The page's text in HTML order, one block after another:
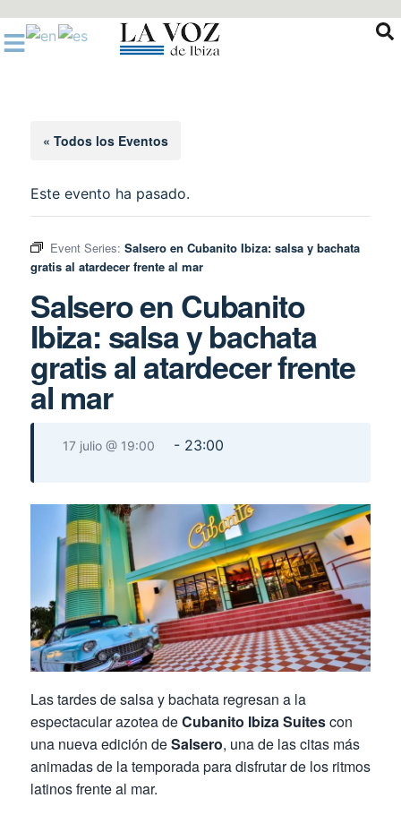
al
contenido
« Todos los Eventos
Este evento ha pasado.
Event Series: Salsero en Cubanito Ibiza: salsa y bachata
gratis al atardecer frente al mar
Salsero en Cubanito
Ibiza: salsa y bachata
gratis al atardecer frente
al mar
17 julio @ 19:00 - 23:00
Las tardes de salsa y bachata regresan a la
espectacular azotea deCubanito Ibiza Suitescon
una nueva edición deSalsero, una de las citas más
animadas de la temporada para disfrutar de los ritmos
latinos frente al mar.